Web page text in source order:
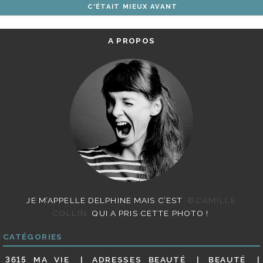
ARTICLES
C'ÉTAIT MIEUX AVANT
A PROPOS
JE M’APPELLE DELPHINE MAIS C’EST
©CAMILLE
COLLIN
QUI A PRIS CETTE PHOTO !
CATÉGORIES
3615 MA VIE ADRESSES BEAUTÉ BEAUTÉ